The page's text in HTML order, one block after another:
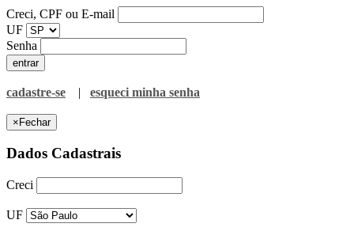
Creci, CPF ou E-mail
UF
Senha
cadastre-se | esqueci minha senha
×Fechar
Dados Cadastrais
Creci
UF